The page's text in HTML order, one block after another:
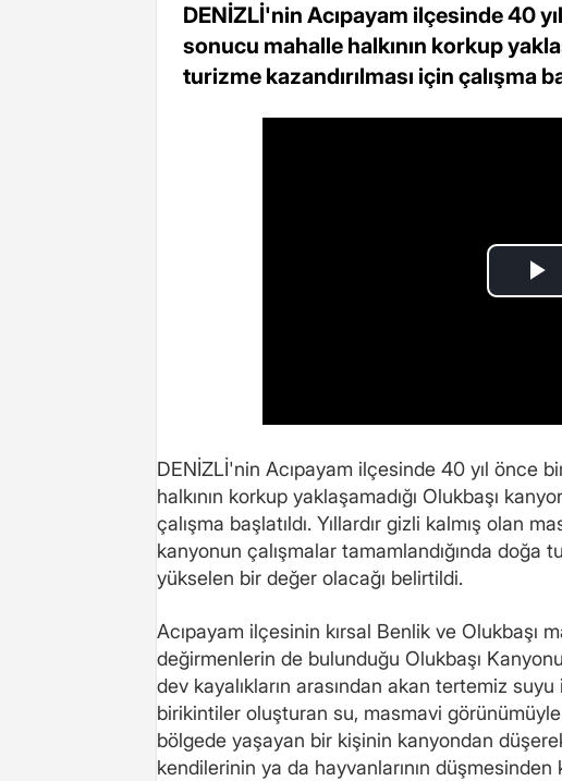
DENİZLİ'nin Acıpayam ilçesinde 40
sonucu mahalle halkının korkup
turizme kazandırılması için çalışma
DENİZLİ'nin Acıpayam ilçesinde 40 yıl önce
halkının korkup yaklaşamadığı Olukbaşı
çalışma başlatıldı. Yıllardır gizli kalmış olan
kanyonun çalışmalar tamamlandığında doğa
yükselen bir değer olacağı belirtildi.
Acıpayam ilçesinin kırsal Benlik ve Olukbaşı
değirmenlerin de bulunduğu Olukbaşı
dev kayalıkların arasından akan tertemiz
birikintiler oluşturan su, masmavi
bölgede yaşayan bir kişinin kanyondan
kendilerinin ya da hayvanlarının